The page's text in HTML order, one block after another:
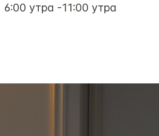
6:00 утра -11:00 утра